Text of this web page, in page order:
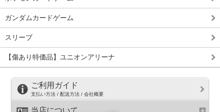
ガンダムカードゲーム
スリーブ
【傷あり特価品】ユニオンアリーナ
ご利用ガイド
支払い方法 / 配送方法 / 会社概要
当店について